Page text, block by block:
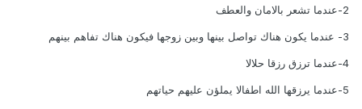
2-عندما تشعر بالامان والعطف
3- عندما يكون هناك تواصل بينها وبين زوجها فيكون هناك تفاهم بينهم
4-عندما ترزق رزقا حلالا
5-عندما يرزقها الله اطفالا يملؤن عليهم حياتهم